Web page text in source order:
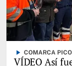
play_arrow COMARCA
VÍDEO Así